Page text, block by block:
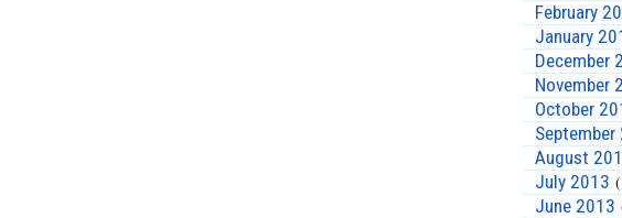
February
January
December
November
October
September
August
July 2013
June 2013